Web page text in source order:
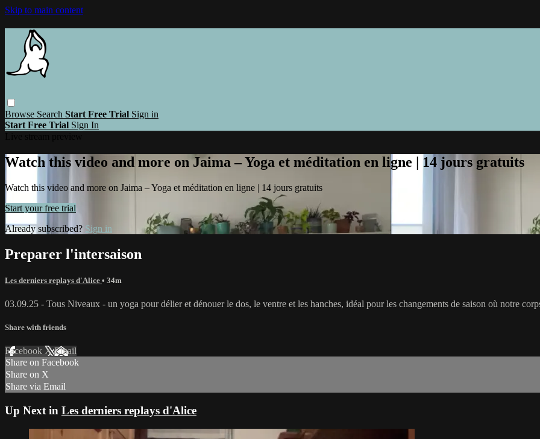
Skip to main content
Browse Search Start Free Trial Sign in
Start Free Trial Sign In
Watch this video and more on Jaima – Yoga et méditation en ligne | 14 jours gratuits
Watch this video and more on Jaima – Yoga et méditation en ligne | 14 jours gratuits
Start your free trial
Already subscribed? Sign in
Preparer l'intersaison
Les derniers replays d'Alice • 34m
03.09.25 - Tous Niveaux - un yoga pour délier et dénouer le dos, le ventre et les hanches, idéal pour les changements de saison où notre
Share with friends
Facebook XEmail
Share on Facebook
Share on X
Share via Email
Up Next in Les derniers replays d'Alice